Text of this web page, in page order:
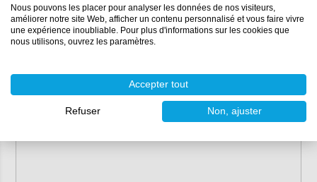
Référence :GMF822
Conseil :
Ce tampon de polissage est également
Nous pouvons les placer pour analyser les données de nos visiteurs,
améliorer notre site Web, afficher un contenu personnalisé et vous faire vivre
une expérience inoubliable. Pour plus d'informations sur les cookies que
nous utilisons, ouvrez les paramètres.
Accepter tout
Refuser Non, ajuster